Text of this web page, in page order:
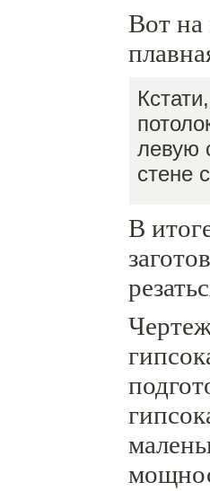
Вот на
левую
стене
В